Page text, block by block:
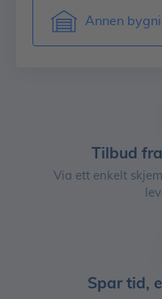
Annen
Tilbud
Via ett enkelt
Spar tid,